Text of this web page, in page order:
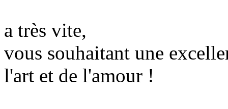
a très vite,
vous souhaitant une
l'art et de l'amour !